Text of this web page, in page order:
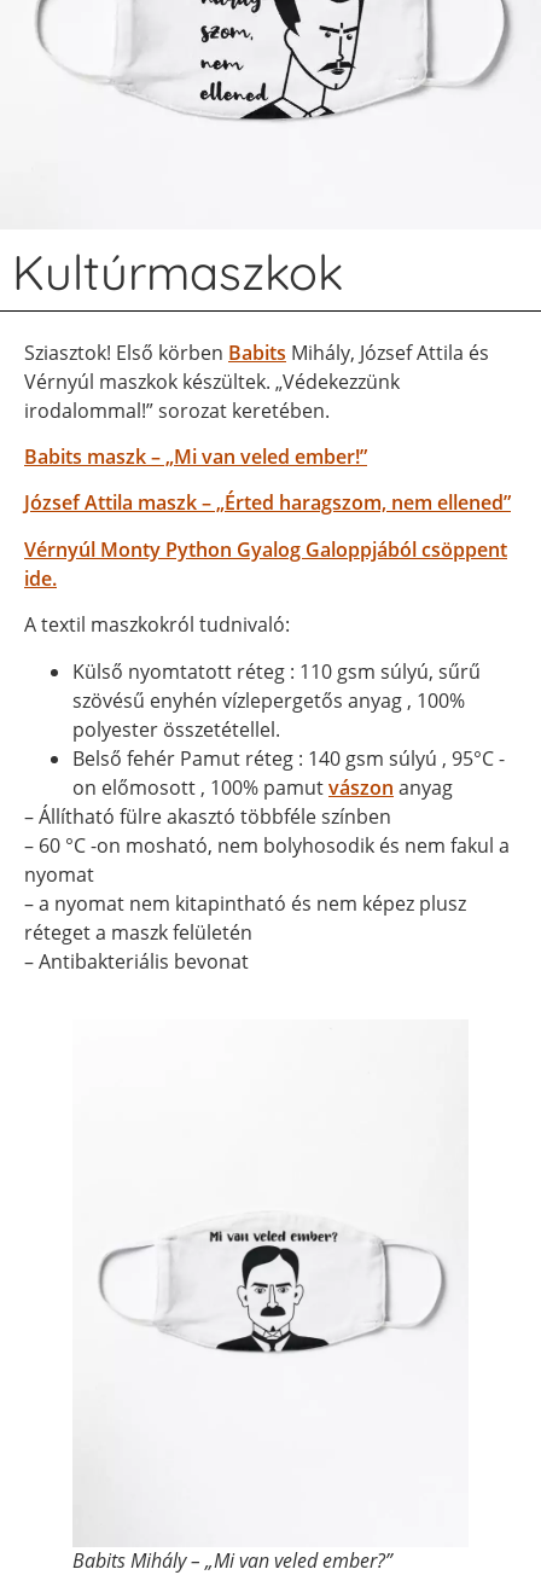
Kultúrmaszkok
Sziasztok! Első körben Babits Mihály, József Attila és
Vérnyúl maszkok készültek. „Védekezzünk
irodalommal!” sorozat keretében.
Babits maszk – „Mi van veled ember!”
József Attila maszk – „Érted haragszom, nem ellened”
Vérnyúl Monty Python Gyalog Galoppjából csöppent
ide.
A textil maszkokról tudnivaló:
Külső nyomtatott réteg : 110 gsm súlyú, sűrű
szövésű enyhén vízlepergetős anyag , 100%
polyester összetétellel.
Belső fehér Pamut réteg : 140 gsm súlyú , 95°C -
on előmosott , 100% pamutvászon anyag
– Állítható fülre akasztó többféle színben
– 60 °C -on mosható, nem bolyhosodik és nem fakul a
nyomat
– a nyomat nem kitapintható és nem képez plusz
réteget a maszk felületén
– Antibakteriális bevonat
Babits Mihály – „Mi van veled ember?”